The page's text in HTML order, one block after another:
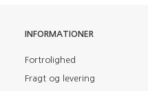
INFORMATIONER
Fortrolighed
Fragt og levering